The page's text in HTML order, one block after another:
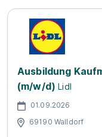
Ausbildung
(m/w/d) Lidl
01.09.2026
69190 Walldorf